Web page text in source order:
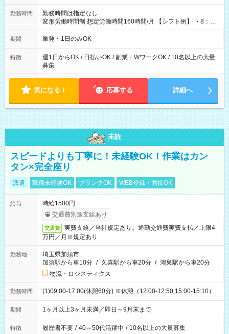
勤務時間
勤務時間は指定なし
変形労働時間制 想定労働時間160時間/月 【シフト例】 ・8：00
～21：00
期間 単発・1日のみOK
特徴
週1日からOK / 日払いOK / 副業・WワークOK / 10名以上の大量
募集
気になる！ 応募する 詳細へ
未読
スピードよりも丁寧に！未経験OK！作業はカン
タン×完全座り
派遣 職種未経験OK ブランクOK WEB登録・面接OK
給与
時給1500円
交通費別途支給あり
交通費
実費支給／当社規定あり。通勤交通費実費支払／上限4
万円／月※規定あり
勤務地
埼玉県加須市
加須駅から車10分 / 久喜駅から車20分 / 鴻巣駅から車20分
物流・ロジスティクス
勤務時間 (1)09:00-17:00(休憩60分) ※休憩（12:00-12:50,15:00-15:10）
期間 1ヶ月以上3ヶ月未満／即日～9月末まで
特徴 履歴書不要 / 40～50代活躍中 / 10名以上の大量募集